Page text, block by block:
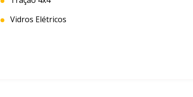
Vidros Elétricos